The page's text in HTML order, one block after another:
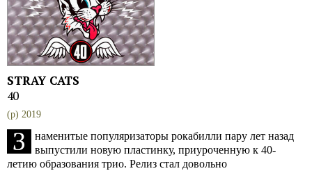
STRAY CATS
40
(p) 2019
З
наменитые популяризаторы рокабилли пару лет назад
выпустили новую пластинку, приуроченную к 40-
летию образования трио. Релиз стал довольно